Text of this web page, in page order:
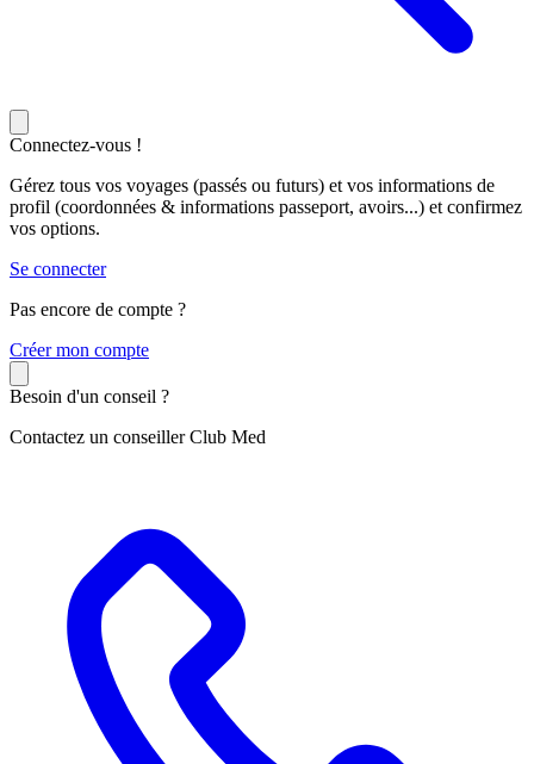
Connectez-vous !
Gérez tous vos voyages (passés ou futurs) et vos informations de
profil (coordonnées & informations passeport, avoirs...) et confirmez
vos options.
Se connecter
Pas encore de compte ?
Créer mon compte
Besoin d'un conseil ?
Contactez un conseiller Club Med